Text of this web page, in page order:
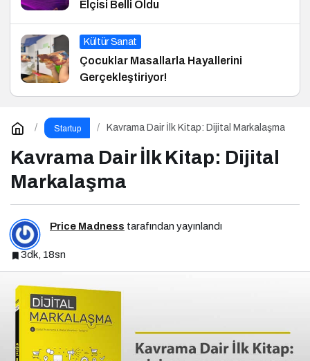
Elçisi Belli Oldu
Kültür Sanat
Çocuklar Masallarla Hayallerini
Gerçekleştiriyor!
Startup Kavrama Dair İlk Kitap: Dijital Markalaşma
Kavrama Dair İlk Kitap: Dijital
Markalaşma
Price Madness tarafından yayınlandı
3dk, 18sn